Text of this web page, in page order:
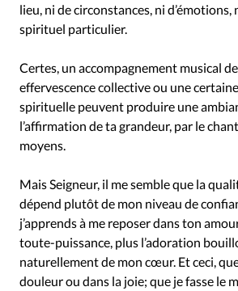
Édition: Internationale
RUBRIQUES
Tous les articles
Actualité
Actualité internationale
Chronique
Dossier
Société
Tour du monde des Eglises
Vécu
Vie Intérieure
lieu, ni de circonstances, ni d’émotions,
spirituel particulier.
Certes, un accompagnement musical
effervescence collective ou une
spirituelle peuvent produire une
l’affirmation de ta grandeur, par le
moyens.
Mais Seigneur, il me semble que la
dépend plutôt de mon niveau de
j’apprends à me reposer dans ton
toute-puissance, plus l’adoration
naturellement de mon cœur. Et ceci,
douleur ou dans la joie; que je fasse le